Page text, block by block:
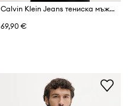
Calvin Klein Jeans тениска мъжка от памук
69,90 €